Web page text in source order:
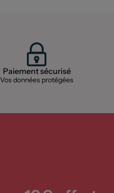
Paiement sécurisé
Vos données protégées